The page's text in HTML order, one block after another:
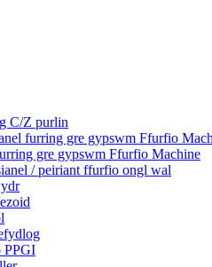
C/Z purlin
furring gre gypswm Ffurfio
gre gypswm Ffurfio Machine
/ peiriant ffurfio ongl wal
PPGI